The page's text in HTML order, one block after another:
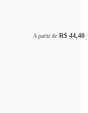
A partir de R$ 44,40